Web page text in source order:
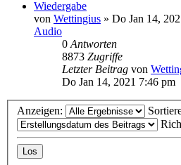
Wiedergabe
von Wettingius » Do Jan 14,
Audio
0 Antworten
8873 Zugriffe
Letzter Beitrag von
Do Jan 14, 2021 7:46 pm
Anzeigen: